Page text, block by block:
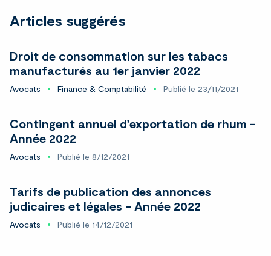
Articles suggérés
Droit de consommation sur les tabacs
manufacturés au 1er janvier 2022
Avocats Finance & Comptabilité Publié le 23/11/2021
Contingent annuel d’exportation de rhum -
Année 2022
Avocats Publié le 8/12/2021
Tarifs de publication des annonces
judicaires et légales - Année 2022
Avocats Publié le 14/12/2021